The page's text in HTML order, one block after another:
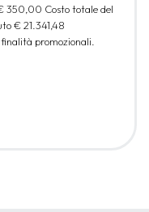
350,00 Costo totale del
€ 21.341,48
promozionali.